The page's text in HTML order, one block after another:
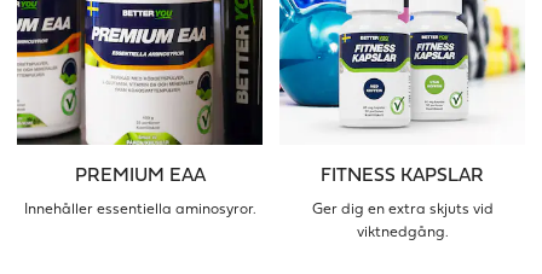
PREMIUM EAA
Innehåller essentiella aminosyror.
FITNESS KAPSLAR
Ger dig en extra skjuts vid
viktnedgång.